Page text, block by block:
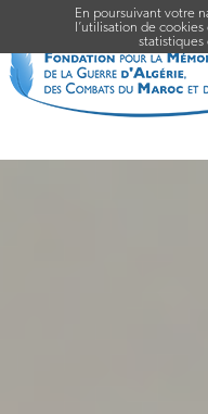
En poursuivant votre
l’utilisation de
statistiques